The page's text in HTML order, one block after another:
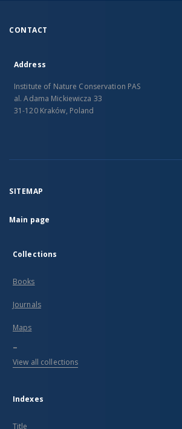
CONTACT
Address
Institute of Nature Conservation PAS
al. Adama Mickiewicza 33
31-120 Kraków, Poland
SITEMAP
Main page
Collections
Books
Journals
Maps
...
View all collections
Indexes
Title